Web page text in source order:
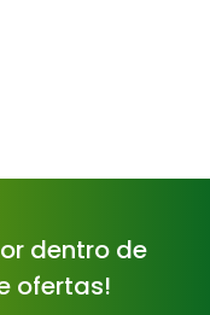
dentro de
ofertas!